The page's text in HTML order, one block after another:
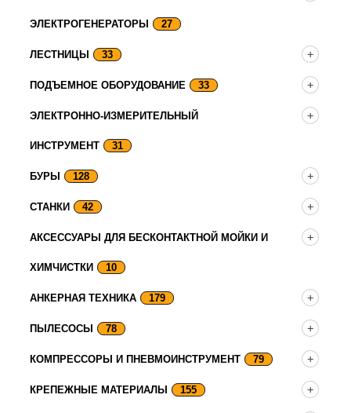
ЭЛЕКТРОГЕНЕРАТОРЫ 27
ЛЕСТНИЦЫ 33
ПОДЪЕМНОЕ ОБОРУДОВАНИЕ 33
ЭЛЕКТРОННО-ИЗМЕРИТЕЛЬНЫЙ
ИНСТРУМЕНТ 31
БУРЫ 128
СТАНКИ 42
АКСЕССУАРЫ ДЛЯ БЕСКОНТАКТНОЙ МОЙКИ И
ХИМЧИСТКИ 10
АНКЕРНАЯ ТЕХНИКА 179
ПЫЛЕСОСЫ 78
КОМПРЕССОРЫ И ПНЕВМОИНСТРУМЕНТ 79
КРЕПЕЖНЫЕ МАТЕРИАЛЫ 155